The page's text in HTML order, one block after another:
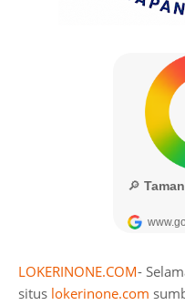
LOKERINONE.COM-
situs lokerinone.com